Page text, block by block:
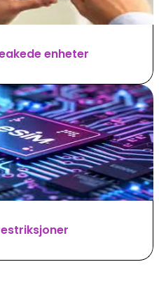
enheter